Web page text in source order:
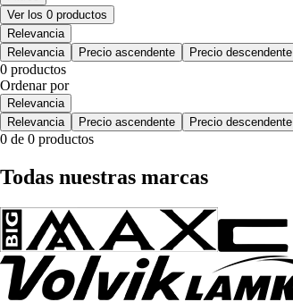
Ver los 0 productos
Relevancia
Relevancia
Precio ascendente Precio descendente
0 productos
Ordenar por
Relevancia
Relevancia
Precio ascendente Precio descendente
0 de 0 productos
Todas nuestras marcas